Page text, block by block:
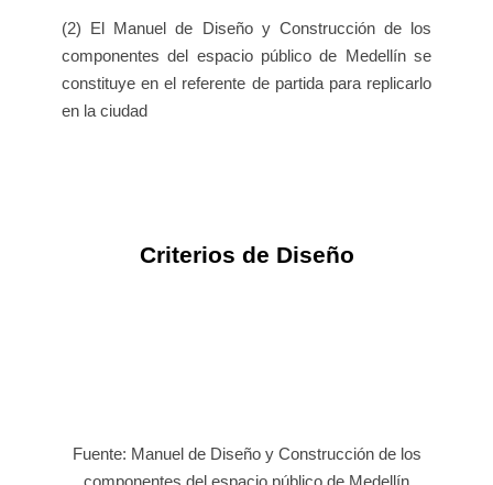
(2) El Manuel de Diseño y Construcción de los
componentes del espacio público de Medellín se
constituye en el referente de partida para replicarlo
en la ciudad
Criterios de Diseño
Fuente: Manuel de Diseño y Construcción de los
componentes del espacio público de Medellín